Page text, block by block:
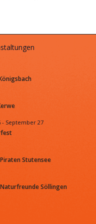
- September 27
Stutensee
Söllingen